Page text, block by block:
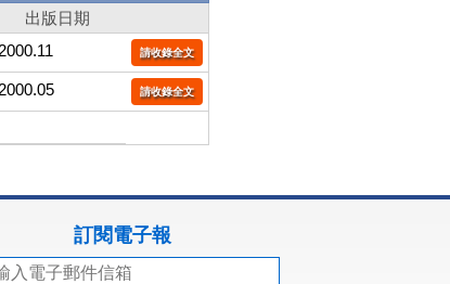
出版日期
2000.11 請收錄全文
2000.05 請收錄全文
訂閱電子報